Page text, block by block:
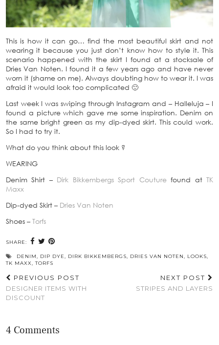
This is how it can go… find the most beautiful skirt and not
wearing it because you just don’t know how to style it. This
scenario happened with the skirt I found at a stocksale of
Dries Van Noten. I found it a few years ago and have never
worn it (shame on me). Always doubting how to wear it. I was
afraid it would look too complicated 🙂
Last week I was swiping through Instagram and – Halleluja – I
found a picture which gave me some inspiration. Denim on
the same bright green as my dip-dyed skirt. This could work.
So I had to try it.
What do you think about this look ?
WEARING
Denim Shirt – Dirk Bikkembergs Sport Couturefound atTK
Maxx
Dip-dyed Skirt – Dries Van Noten
Shoes – Torfs
SHARE:
DENIM, DIP DYE, DIRK BIKKEMBERGS, DRIES VAN NOTEN, LOOKS,
TK MAXX,TORFS
PREVIOUS POST
DESIGNER ITEMS WITH
DISCOUNT
NEXT POST
STRIPES AND LAYERS
4 Comments